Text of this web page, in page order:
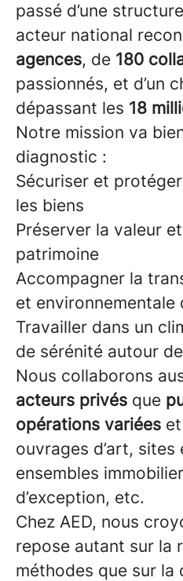
passé d’une
acteur national
agences, de 180
passionnés, et d’un
dépassant les 18
Notre mission va
diagnostic :
Sécuriser et
les biens
Préserver la valeur
patrimoine
Accompagner la
et environnementale
Travailler dans un
de sérénité autour
Nous collaborons
acteurs privés que
opérations variées
ouvrages d’art,
ensembles
d’exception, etc.
Chez AED, nous
repose autant sur la
méthodes que sur la